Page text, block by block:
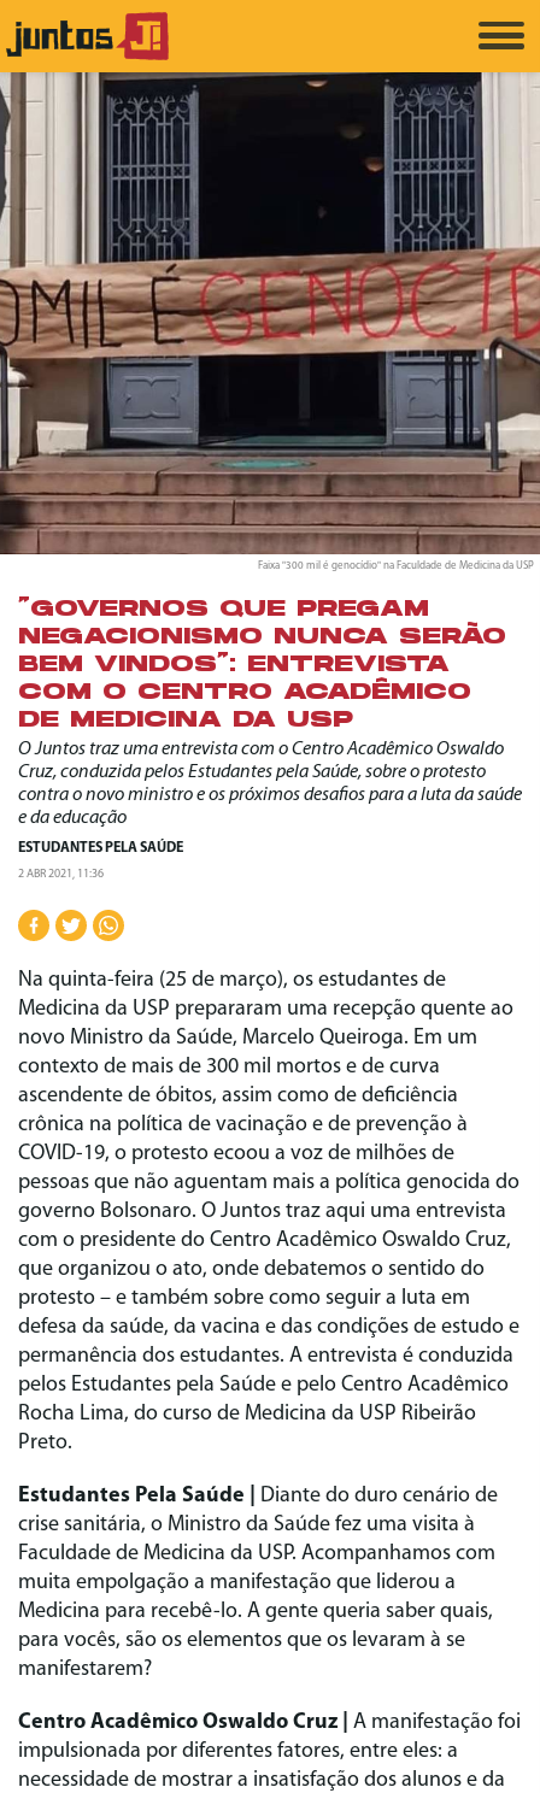
Faixa "300 mil é genocídio" na Faculdade de Medicina da USP
“GOVERNOS QUE PREGAM
NEGACIONISMO NUNCA SERÃO
BEM VINDOS”: ENTREVISTA
COM O CENTRO ACADÊMICO
DE MEDICINA DA USP
O Juntos traz uma entrevista com o Centro Acadêmico Oswaldo
Cruz, conduzida pelos Estudantes pela Saúde, sobre o protesto
contra o novo ministro e os próximos desafios para a luta da saúde
e da educação
ESTUDANTES PELA SAÚDE
2 ABR 2021, 11:36
Na quinta-feira (25 de março), os estudantes de
Medicina da USP prepararam uma recepção quente ao
novo Ministro da Saúde, Marcelo Queiroga. Em um
contexto de mais de 300 mil mortos e de curva
ascendente de óbitos, assim como de deficiência
crônica na política de vacinação e de prevenção à
COVID-19, o protesto ecoou a voz de milhões de
pessoas que não aguentam mais a política genocida do
governo Bolsonaro. O Juntos traz aqui uma entrevista
com o presidente do Centro Acadêmico Oswaldo Cruz,
que organizou o ato, onde debatemos o sentido do
protesto – e também sobre como seguir a luta em
defesa da saúde, da vacina e das condições de estudo e
permanência dos estudantes. A entrevista é conduzida
pelos Estudantes pela Saúde e pelo Centro Acadêmico
Rocha Lima, do curso de Medicina da USP Ribeirão
Preto.
Estudantes Pela Saúde | Diante do duro cenário de
crise sanitária, o Ministro da Saúde fez uma visita à
Faculdade de Medicina da USP. Acompanhamos com
muita empolgação a manifestação que liderou a
Medicina para recebê-lo. A gente queria saber quais,
para vocês, são os elementos que os levaram à se
manifestarem?
Centro Acadêmico Oswaldo Cruz | A manifestação foi
impulsionada por diferentes fatores, entre eles: a
necessidade de mostrar a insatisfação dos alunos e da